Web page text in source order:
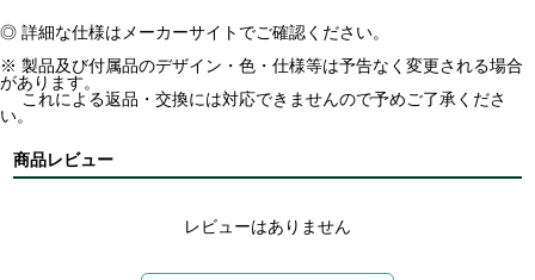
◎ 詳細な仕様はメーカーサイトでご確認ください。
※ 製品及び付属品のデザイン・色・仕様等は予告なく変更される場合
があります。
これによる返品・交換には対応できませんので予めご了承くださ
い。
商品レビュー
レビューはありません